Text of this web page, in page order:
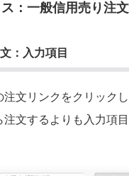
：一般信用売り注文
：入力項目
注文リンクをクリック
注文するよりも入力項